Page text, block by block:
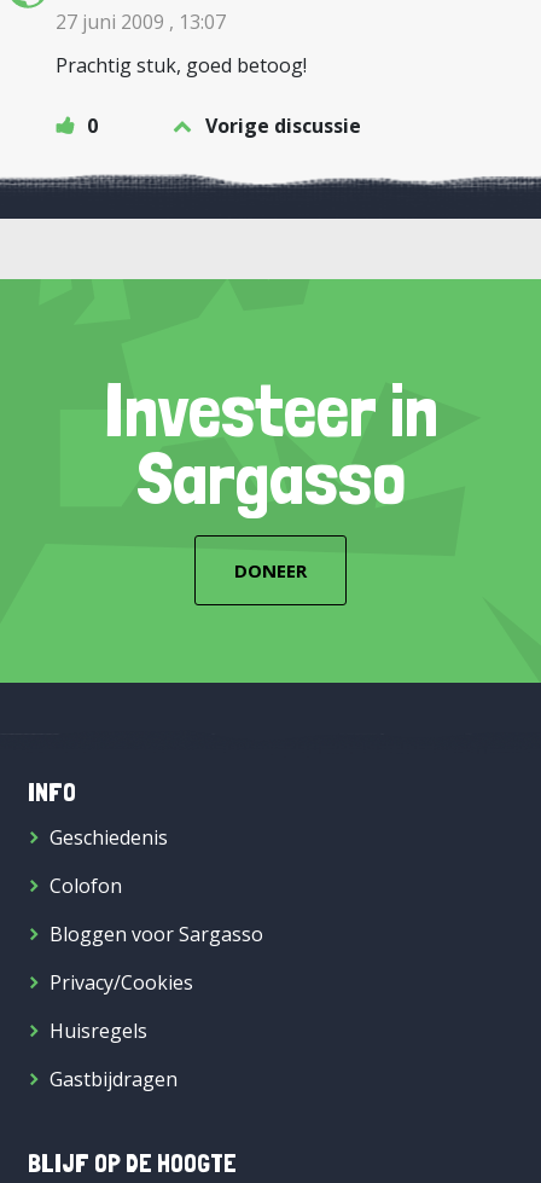
27 juni 2009 , 13:07
Prachtig stuk, goed betoog!
0 Vorige discussie
Investeer in
Sargasso
DONEER
INFO
Geschiedenis
Colofon
Bloggen voor Sargasso
Privacy/Cookies
Huisregels
Gastbijdragen
BLIJF OP DE HOOGTE